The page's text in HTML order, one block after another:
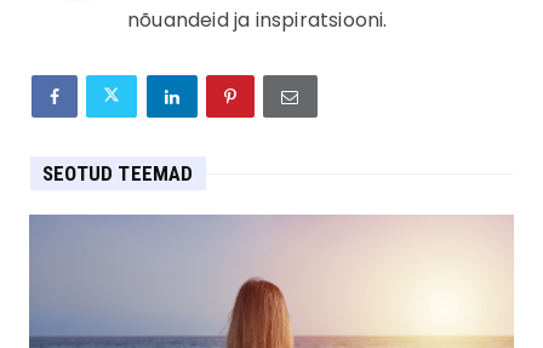
nõuandeid ja inspiratsiooni.
SEOTUD TEEMAD